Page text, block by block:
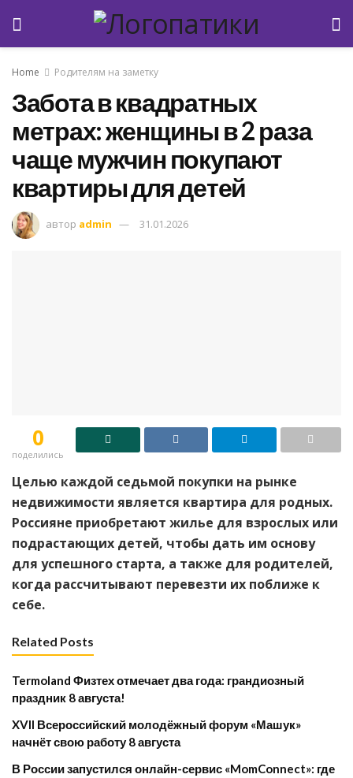
Home Родителям на заметку
Забота в квадратных
метрах: женщины в 2 раза
чаще мужчин покупают
квартиры для детей
автор admin 31.01.2026
0
поделились
Целью каждой седьмой покупки на рынке
недвижимости является квартира для родных.
Россияне приобретают жилье для взрослых или
подрастающих детей, чтобы дать им основу
для успешного старта, а также для родителей,
когда рассчитывают перевезти их поближе к
себе.
Related Posts
Termoland Физтех отмечает два года: грандиозный
праздник 8 августа!
XVII Всероссийский молодёжный форум «Машук»
начнёт свою работу 8 августа
​В России запустился онлайн-сервис «MomConnect»: где